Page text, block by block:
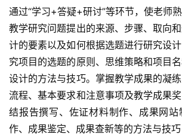
通过“学习+答疑+研讨”等环节，使老师
教学研究问题提出的来源、步骤、取向
计的要素以及如何根据选题进行研究设
究项目的选题的原则、思维策略和项目
设计的方法与技巧。掌握教学成果的凝
流程、基本要求和注意事项及教学成果
结报告撰写、佐证材料制作、成果网站
作、成果鉴定、成果查新等的方法与技巧